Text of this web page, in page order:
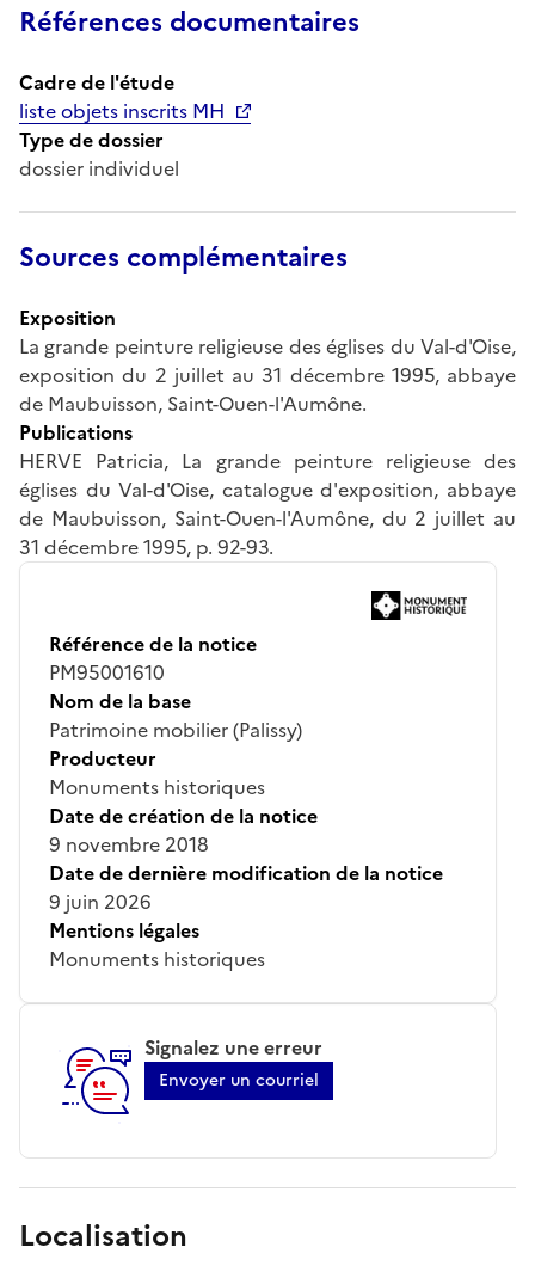
Références documentaires
Cadre de l'étude
liste objets inscrits MH
Type de dossier
dossier individuel
Sources complémentaires
Exposition
La grande peinture religieuse des églises du Val-d'Oise,
exposition du 2 juillet au 31 décembre 1995, abbaye
de Maubuisson, Saint-Ouen-l'Aumône.
Publications
HERVE Patricia, La grande peinture religieuse des
églises du Val-d'Oise, catalogue d'exposition, abbaye
de Maubuisson, Saint-Ouen-l'Aumône, du 2 juillet au
31 décembre 1995, p. 92-93.
Référence de la notice
PM95001610
Nom de la base
Patrimoine mobilier (Palissy)
Producteur
Monuments historiques
Date de création de la notice
9 novembre 2018
Date de dernière modification de la notice
9 juin 2026
Mentions légales
Monuments historiques
Signalez une erreur
Envoyer un courriel
Localisation